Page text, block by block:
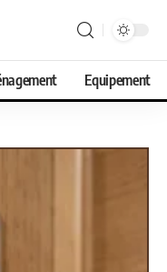
Equipement